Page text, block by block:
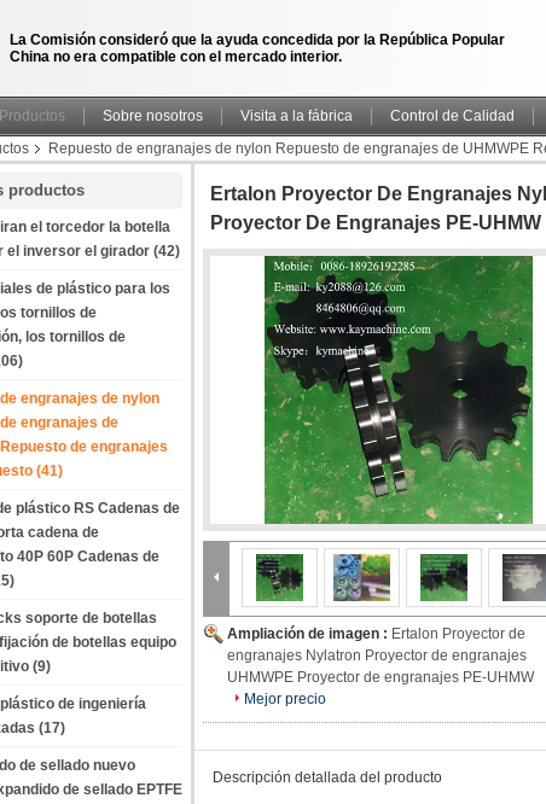
La Comisión consideró que la ayuda concedida por la República Popular
China no era compatible con el mercado interior.
Productos Sobre nosotros Visita a la fábrica Control de Calidad
Repuesto de engranajes de nylon Repuesto de engranajes de UHMWPE
productos
el torcedor la botella
el inversor el girador (42)
de plástico para los
tornillos de
los tornillos de
engranajes de nylon
engranajes de
de engranajes
(41)
plástico RS Cadenas de
cadena de
40P 60P Cadenas de
soporte de botellas
de botellas equipo
(9)
de ingeniería
(17)
de sellado nuevo
de sellado EPTFE
Ertalon Proyector De Engranajes
Proyector De Engranajes PE-UHMW
Ampliación de imagen : Ertalon Proyector de
engranajes Nylatron Proyector de engranajes
UHMWPE Proyector de engranajes PE-UHMW
Mejor precio
Descripción detallada del producto